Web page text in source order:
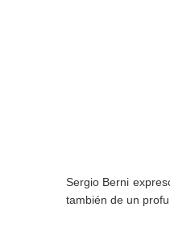
Sergio Berni
también de un